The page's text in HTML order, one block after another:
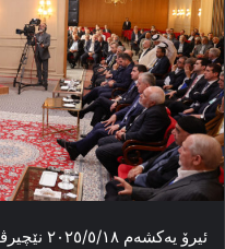
ئیرۆ